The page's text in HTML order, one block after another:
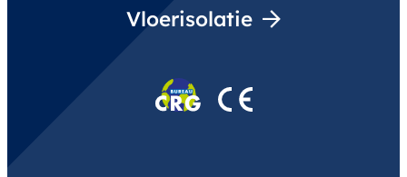
Vloerisolatie